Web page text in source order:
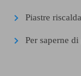
Piastre
Per saperne di